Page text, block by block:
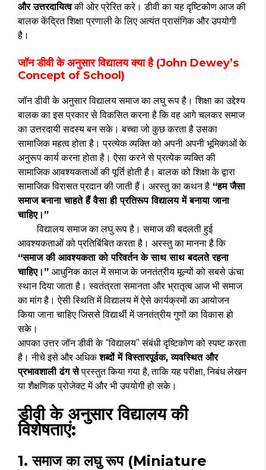
और उत्तरदायित्वकी ओर प्रेरित करे। डीवी का यह दृष्टिकोण आज की
बालक केंद्रित शिक्षा प्रणाली के लिए अत्यंत प्रासंगिक और उपयोगी
है।
जॉन डीवी के अनुसार विद्यालय क्या है (John Dewey’s
Concept of School)
जॉन डीवी के अनुसार विद्यालय समाज का लघु रूप है। शिक्षा का उद्देश्य
बालक का इस प्रकार से विकसित करना है कि वह आगे चलकर समाज
का उत्तरदायी सदस्य बन सके। बच्चा जो कुछ करता है उसका
सामाजिक महत्व होता है। प्रत्येक व्यक्ति को अपनी अपनी भूमिकाओं के
अनुरूप कार्य करना होता है। ऐसा करने से प्रत्येक व्यक्ति की
सामाजिक आवश्यकताओं की पूर्ति होती है। बालक को शिक्षा के द्वारा
सामाजिक विरासत प्रदान की जाती हैं। अरस्तु का कथन है “हम जैसा
समाज बनाना चाहते हैं वैसा ही प्रतिरूप विद्यालय में बनाया जाना
चाहिए।”
विद्यालय समाज का लघु रूप है। समाज की बदलती हुई
आवश्यकताओं को प्रतिबिंबित करता है। अरस्तु का मानना है कि
“समाज की आवश्यकता को परिवर्तन के साथ साथ बदलते रहना
चाहिए।” आधुनिक काल में समाज के जनतंत्रीय मूल्यों को सबसे ऊंचा
स्थान दिया जाता है। स्वतंत्रता समानता और भ्रातृत्व आज भी समाज
का मांग है। ऐसी स्थिति में विद्यालय में ऐसे कार्यक्रमों का आयोजन
किया जाना चाहिए जिससे विद्यार्थी में जनतंत्रीय गुणों का विकास हो
सके।
आपका उत्तर जॉन डीवी के “विद्यालय” संबंधी दृष्टिकोण को स्पष्ट करता
है। नीचे इसे और अधिकशब्दों में विस्तारपूर्वक, व्यवस्थित और
प्रभावशाली ढंग सेप्रस्तुत किया गया है, ताकि यह परीक्षा, निबंध लेखन
या शैक्षणिक प्रोजेक्ट में और भी उपयोगी हो सके।
डीवी के अनुसार विद्यालय की
विशेषताएं:
1. समाज का लघु रूप (Miniature